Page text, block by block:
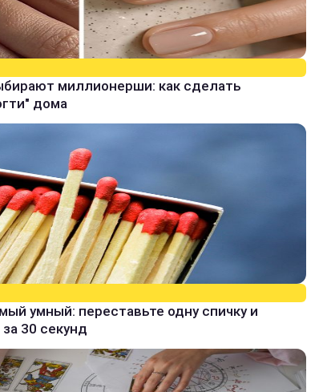
миллионерши: как сделать
дома
умный: переставьте одну спичку и
30 секунд